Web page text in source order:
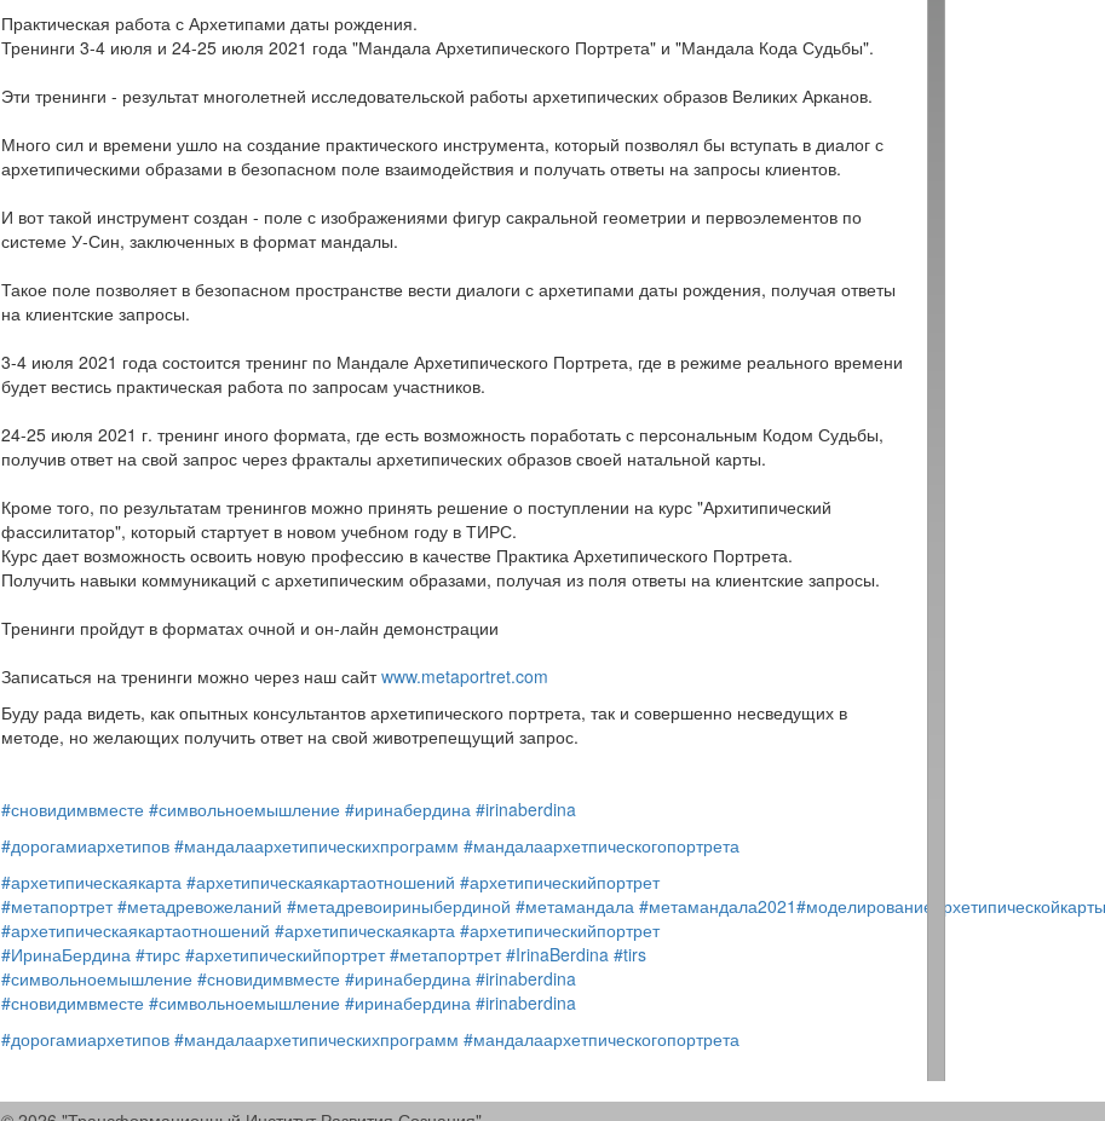
Практическая работа с Архетипами даты рождения.
Тренинги 3-4 июля и 24-25 июля 2021 года "Мандала Архетипического Портрета" и "Мандала Кода Судьбы".
Эти тренинги - результат многолетней исследовательской работы архетипических образов Великих Арканов.
Много сил и времени ушло на создание практического инструмента, который позволял бы вступать в диалог с
архетипическими образами в безопасном поле взаимодействия и получать ответы на запросы клиентов.
И вот такой инструмент создан - поле с изображениями фигур сакральной геометрии и первоэлементов по
системе У-Син, заключенных в формат мандалы.
Такое поле позволяет в безопасном пространстве вести диалоги с архетипами даты рождения, получая ответы
на клиентские запросы.
3-4 июля 2021 года состоится тренинг по Мандале Архетипического Портрета, где в режиме реального времени
будет вестись практическая работа по запросам участников.
24-25 июля 2021 г. тренинг иного формата, где есть возможность поработать с персональным Кодом Судьбы,
получив ответ на свой запрос через фракталы архетипических образов своей натальной карты.
Кроме того, по результатам тренингов можно принять решение о поступлении на курс "Архитипический
фассилитатор", который стартует в новом учебном году в ТИРС.
Курс дает возможность освоить новую профессию в качестве Практика Архетипического Портрета.
Получить навыки коммуникаций с архетипическим образами, получая из поля ответы на клиентские запросы.
Тренинги пройдут в форматах очной и он-лайн демонстрации
Записаться на тренинги можно через наш сайтwww.metaportret.com
Буду рада видеть, как опытных консультантов архетипического портрета, так и совершенно несведущих в
методе, но желающих получить ответ на свой животрепещущий запрос.
#сновидимвместе #символьноемышление #иринабердина #irinaberdina
#дорогамиархетипов #мандалаархетипическихпрограмм #мандалаархетпическогопортрета
#архетипическаякарта #архетипическаякартаотношений #архетипическийпортрет
#метапортрет #метадревожеланий #метадревоириныбердиной #метамандала #метамандала2021#моделированиеархетипическойкарты
#архетипическаякартаотношений #архетипическаякарта #архетипическийпортрет
#ИринаБердина #тирс #архетипическийпортрет #метапортрет #IrinaBerdina #tirs
#символьноемышление #сновидимвместе #иринабердина #irinaberdina
#сновидимвместе #символьноемышление #иринабердина #irinaberdina
#дорогамиархетипов #мандалаархетипическихпрограмм #мандалаархетпическогопортрета